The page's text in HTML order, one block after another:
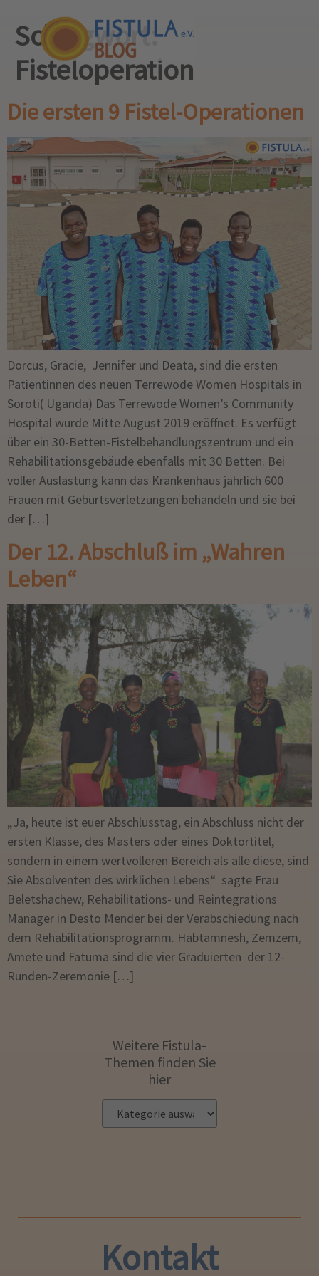
Schlagwort:
Fisteloperation
Die ersten 9 Fistel-Operationen
Dorcus, Gracie, Jennifer und Deata, sind die ersten
Patientinnen des neuen Terrewode Women Hospitals in
Soroti( Uganda) Das Terrewode Women’s Community
Hospital wurde Mitte August 2019 eröffnet. Es verfügt
über ein 30-Betten-Fistelbehandlungszentrum und ein
Rehabilitationsgebäude ebenfalls mit 30 Betten. Bei
voller Auslastung kann das Krankenhaus jährlich 600
Frauen mit Geburtsverletzungen behandeln und sie bei
der […]
Der 12. Abschluß im „Wahren
Leben“
„Ja, heute ist euer Abschlusstag, ein Abschluss nicht der
ersten Klasse, des Masters oder eines Doktortitel,
sondern in einem wertvolleren Bereich als alle diese, sind
Sie Absolventen des wirklichen Lebens“ sagte Frau
Beletshachew, Rehabilitations- und Reintegrations
Manager in Desto Mender bei der Verabschiedung nach
dem Rehabilitationsprogramm. Habtamnesh, Zemzem,
Amete und Fatuma sind die vier Graduierten der 12-
Runden-Zeremonie […]
Weitere Fistula-
Themen finden Sie
hier
Kontakt